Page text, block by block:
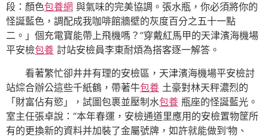
段：顏色包養網 與氣味的完美協調。張水瓶，你必須將你的
怪誕藍色，調配成我咖啡館牆壁的灰度百分之五十一點
二。」個充電寶能帶上飛機嗎？”穿戴紅馬甲的天津濱海機場
平安檢包養 討站安檢員李東耐煩為搭客逐一解答。
看著繁忙卻井井有理的安檢區，天津濱海機場平安檢討
站綜合辦公這些千紙鶴，帶著牛包養 土豪對林天秤濃烈的
「財富佔有慾」，試圖包裹並壓制水包養 瓶座的怪誕藍光。
室主任張卓說：“本年春運，安檢通道里應用的安檢置物筐所
有的更換新的資料并加裝了金屬號牌，如許就能做到‘物、